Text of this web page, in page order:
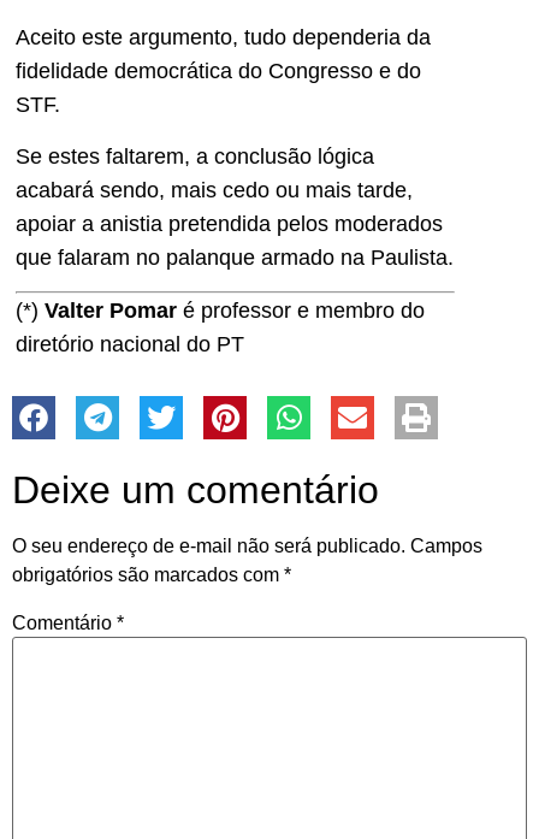
Aceito este argumento, tudo dependeria da
fidelidade democrática do Congresso e do
STF.
Se estes faltarem, a conclusão lógica
acabará sendo, mais cedo ou mais tarde,
apoiar a anistia pretendida pelos moderados
que falaram no palanque armado na Paulista.
(*) Valter Pomar é professor e membro do
diretório nacional do PT
Deixe um comentário
O seu endereço de e-mail não será publicado. Campos
obrigatórios são marcados com *
Comentário *